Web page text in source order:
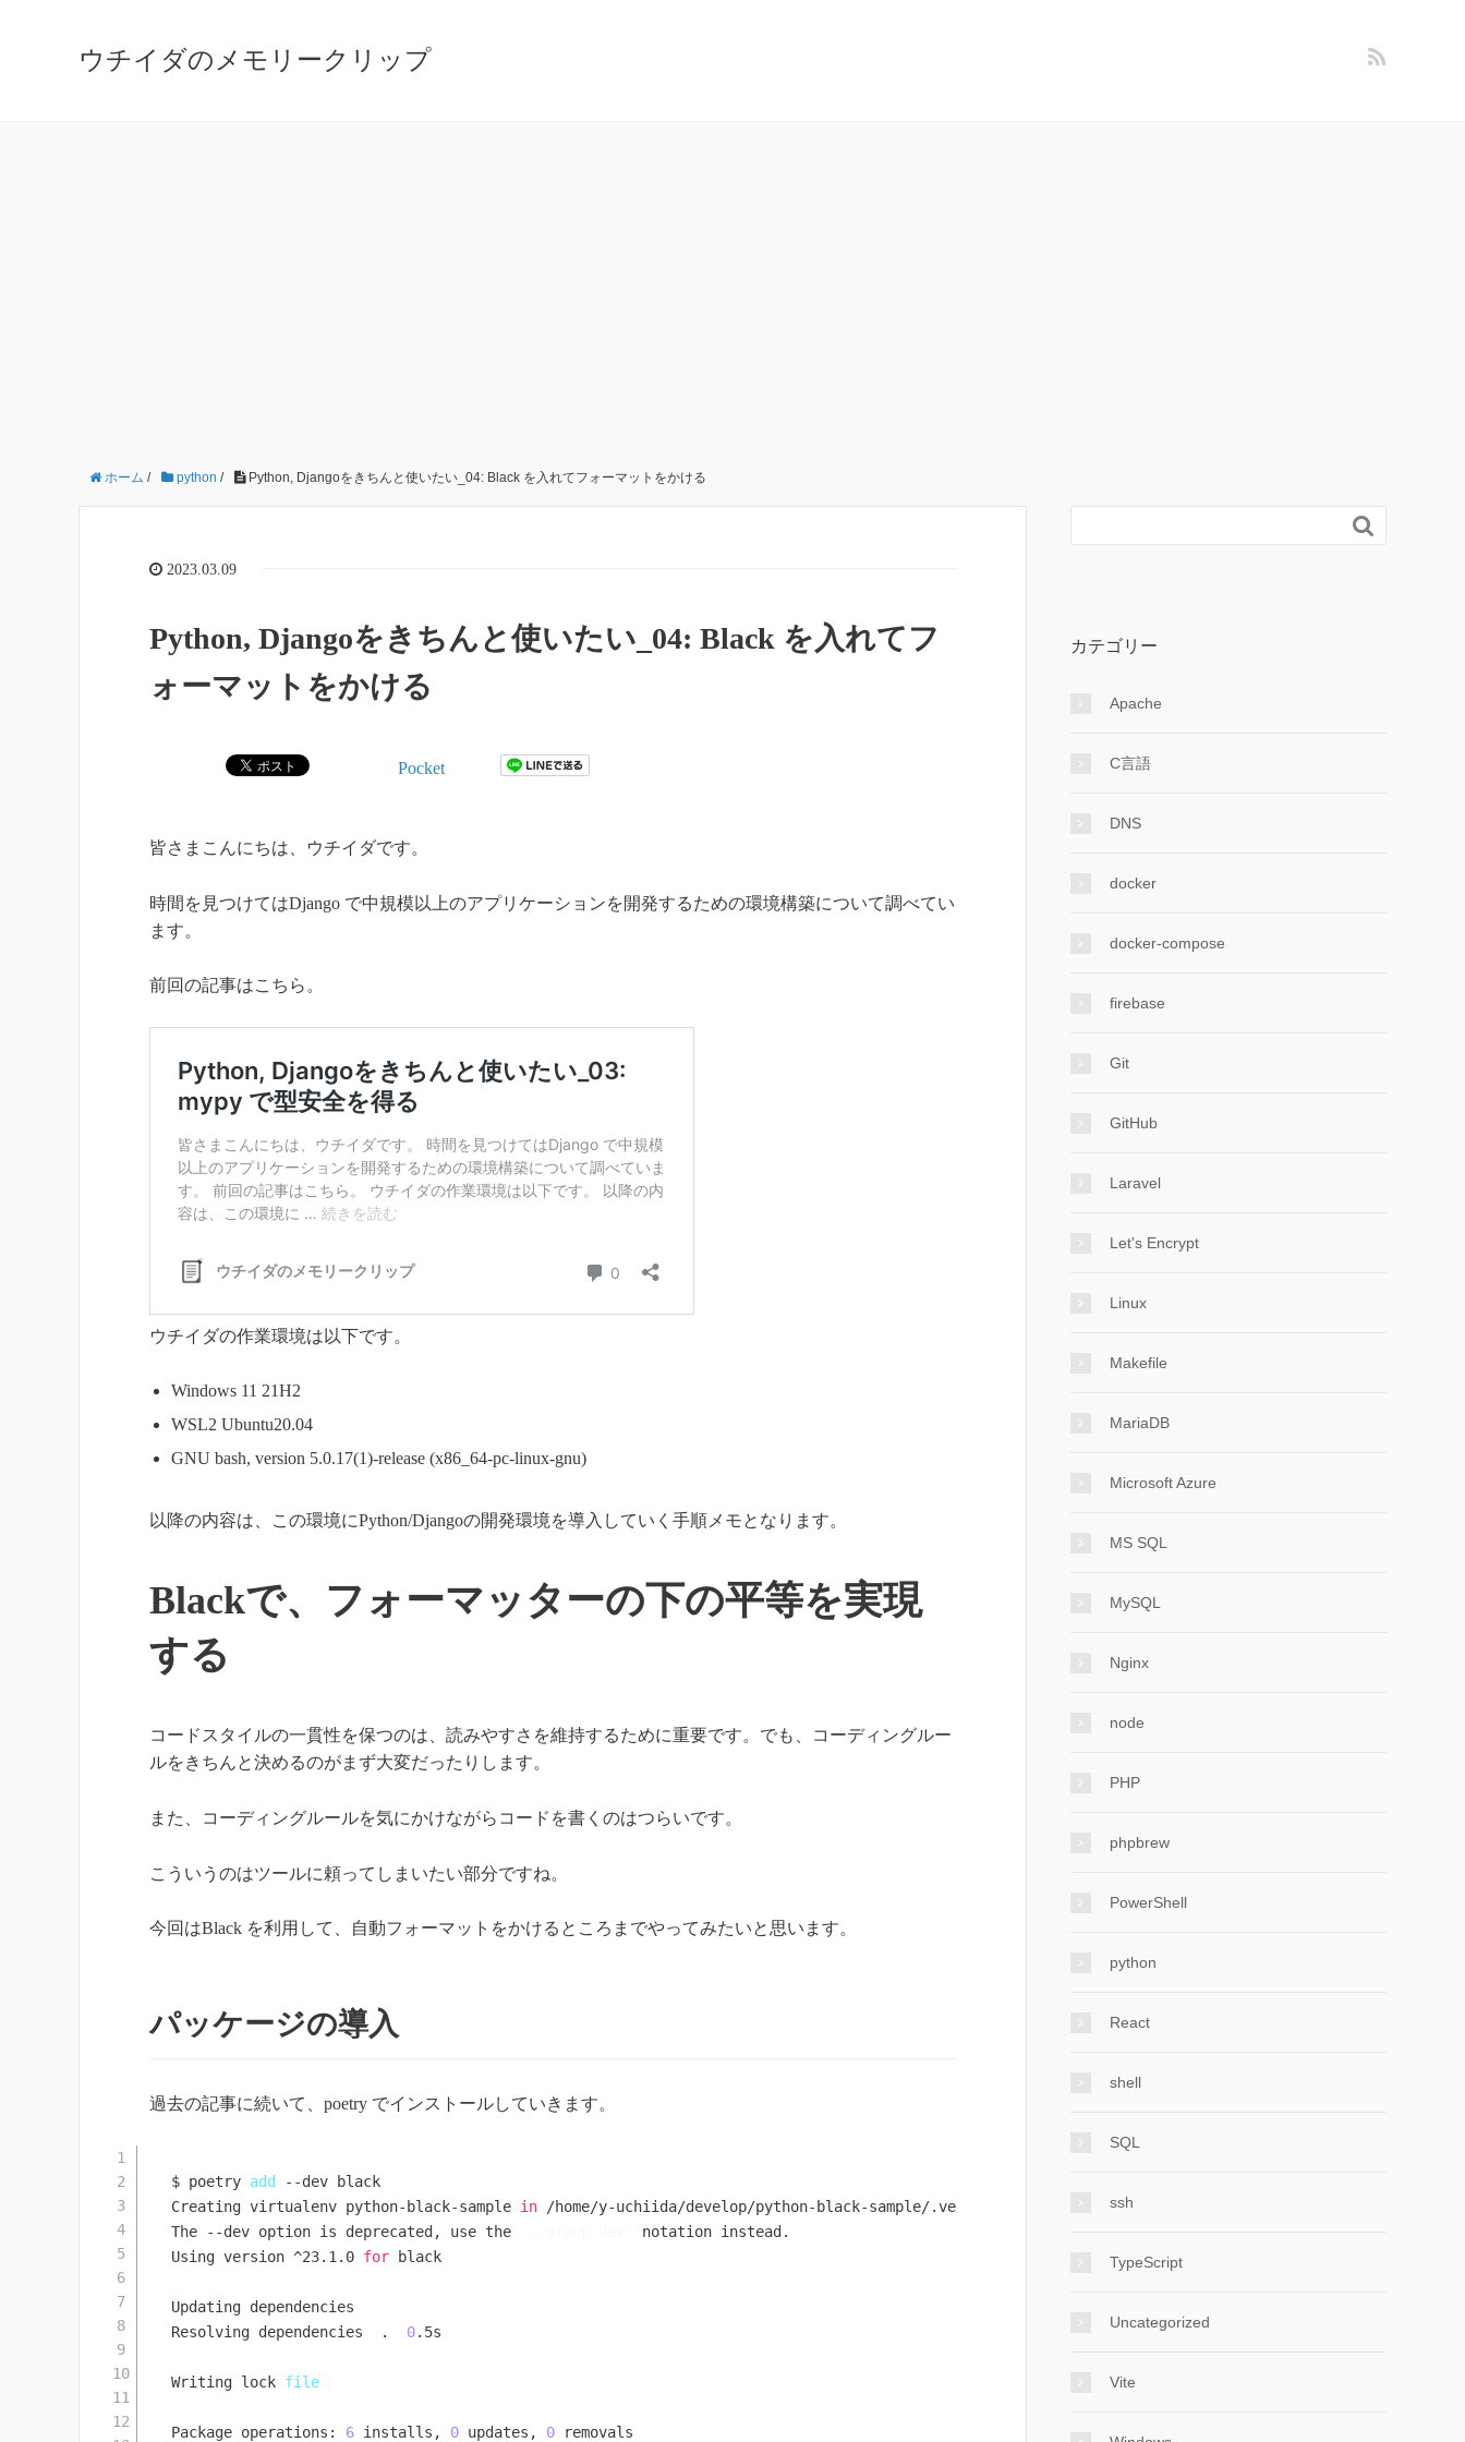
ウチイダのメモリークリップ
ホーム / python / Python, Djangoをきちんと使いたい_04: Black を入れてフォーマットをかける
2023.03.09
Python, Djangoをきちんと使いたい_04: Black を入れてフ
ォーマットをかける
Pocket
皆さまこんにちは、ウチイダです。
時間を見つけてはDjango で中規模以上のアプリケーションを開発するための環境構築について調べてい
ます。
前回の記事はこちら。
ウチイダの作業環境は以下です。
Windows 11 21H2
WSL2 Ubuntu20.04
GNU bash, version 5.0.17(1)-release (x86_64-pc-linux-gnu)
以降の内容は、この環境にPython/Djangoの開発環境を導入していく手順メモとなります。
Blackで、フォーマッターの下の平等を実現
する
コードスタイルの一貫性を保つのは、読みやすさを維持するために重要です。でも、コーディングルー
ルをきちんと決めるのがまず大変だったりします。
また、コーディングルールを気にかけながらコードを書くのはつらいです。
こういうのはツールに頼ってしまいたい部分ですね。
今回はBlack を利用して、自動フォーマットをかけるところまでやってみたいと思います。
パッケージの導入
過去の記事に続いて、poetry でインストールしていきます。
$ poetry add
--dev black
Creating virtualenv python-black-sample in /home/y-uchiida/develop/python-black-sample/.venv
The --dev option is deprecated, use the
notation instead.
Using version ^23.1.0 for black
Updating dependencies
Resolving dependencies
. 0.5s
Writing lock file
Package operations: 6 installs, 0 updates, 0 removals

カテゴリー
Apache
C言語
DNS
docker
docker-compose
firebase
Git
GitHub
Laravel
Let's Encrypt
Linux
Makefile
MariaDB
Microsoft Azure
MS SQL
MySQL
Nginx
node
PHP
phpbrew
PowerShell
python
React
shell
SQL
ssh
TypeScript
Uncategorized
Vite